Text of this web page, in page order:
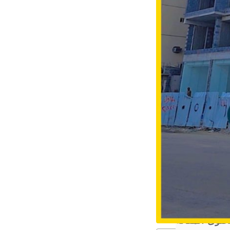
المقالة